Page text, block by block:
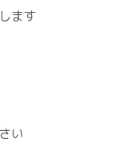
ます
い